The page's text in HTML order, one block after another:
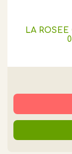
LA ROSEE